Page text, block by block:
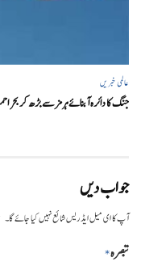
عالمی خبریں
جنگ کا دائرہ آبنائے ہرمز سے بڑھ کر بحر
جواب دیں
آپ کا ای میل ایڈریس شائع نہیں کیا جائے گا۔
تبصرہ*